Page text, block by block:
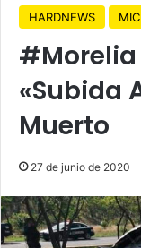
HARDNEWS
#Morelia
«Subida
Muerto
27 de junio de 2020